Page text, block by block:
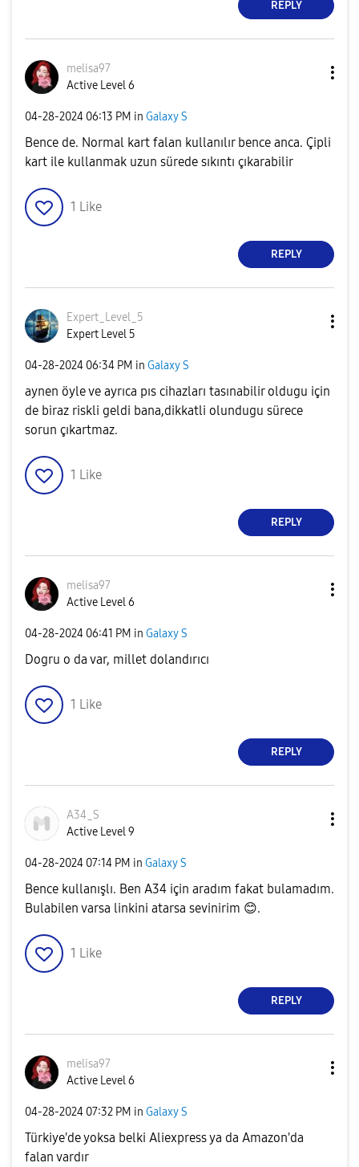
REPLY
melisa97
Active Level 6
‎04-28-2024 06:13 PM in Galaxy S
Bence de. Normal kart falan kullanılır bence anca. Çipli
kart ile kullanmak uzun sürede sıkıntı çıkarabilir
1 Like
REPLY
Expert_Level_5
Expert Level 5
‎04-28-2024 06:34 PM in Galaxy S
aynen öyle ve ayrıca pıs cihazları tasınabilir oldugu için
de biraz riskli geldi bana,dikkatli olundugu sürece
sorun çıkartmaz.
1 Like
REPLY
melisa97
Active Level 6
‎04-28-2024 06:41 PM in Galaxy S
Dogru o da var, millet dolandırıcı
1 Like
REPLY
A34_S
Active Level 9
‎04-28-2024 07:14 PM in Galaxy S
Bence kullanışlı. Ben A34 için aradım fakat bulamadım.
Bulabilen varsa linkini atarsa sevinirim 😊.
1 Like
REPLY
melisa97
Active Level 6
‎04-28-2024 07:32 PM in Galaxy S
Türkiye'de yoksa belki Aliexpress ya da Amazon'da
falan vardır